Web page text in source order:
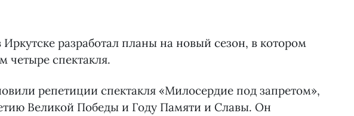
разработал планы на новый сезон, в котором
четыре спектакля.
репетиции спектакля «Милосердие под запретом»,
Великой Победы и Году Памяти и Славы. Он